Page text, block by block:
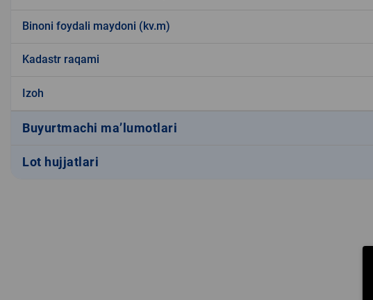
Binoni foydali maydoni (kv.m)
Kadastr raqami
Izoh
Buyurtmachi ma’lumotlari
Lot hujjatlari